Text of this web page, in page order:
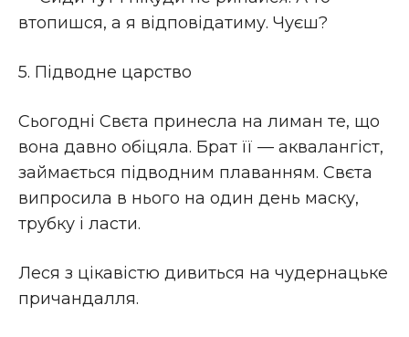
втопишся, а я відповідатиму. Чуєш?
5. Підводне царство
Сьогодні Свєта принесла на лиман те, що
вона давно обіцяла. Брат її — аквалангіст,
займається підводним плаванням. Свєта
випросила в нього на один день маску,
трубку і ласти.
Леся з цікавістю дивиться на чудернацьке
причандалля.